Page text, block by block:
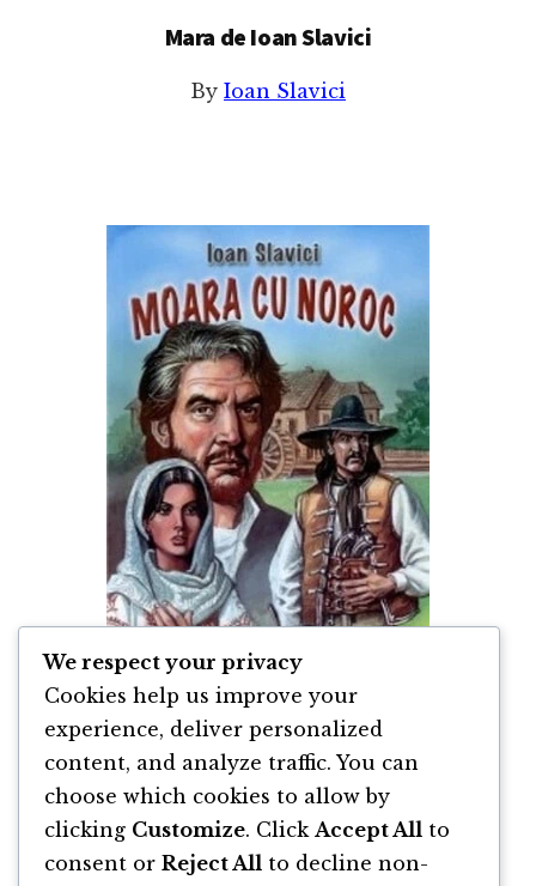
Mara de Ioan Slavici
By Ioan Slavici
Moara Cu Noroc – Rezumat pe scurt, Teme
și Personaje (Ioan Slavici)
By Ioan Slavici
We respect your privacy
Cookies help us improve your
experience, deliver personalized
content, and analyze traffic. You can
choose which cookies to allow by
clicking Customize. Click Accept All to
consent or Reject All to decline non-